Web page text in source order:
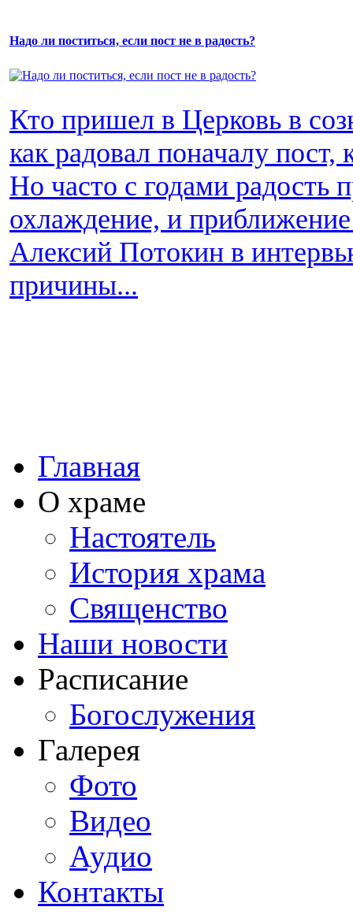
Надо ли поститься, если пост не в радость?
Кто пришел в Церковь в
как радовал поначалу пост,
Но часто с годами радость
охлаждение, и
Алексий Потокин в
причины...
Главная
О храме
Настоятель
История храма
Священство
Наши новости
Расписание
Богослужения
Галерея
Фото
Видео
Аудио
Контакты